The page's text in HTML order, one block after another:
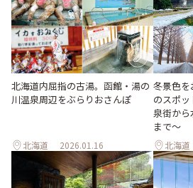
北海道内屈指の古湯。函館・湯の
川温泉周辺をぶらりおさんぽ
北海道 2026.01.16
冬景色を
のスポ
泉街か
まで〜
北海道